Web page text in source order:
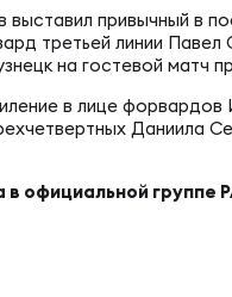
Финал ФРЛ-
ЖЕНСКИЕ
Центр
Детско-
выставил привычный в
третьей линии
на гостевой матч
в лице
Даниила
официальной группе